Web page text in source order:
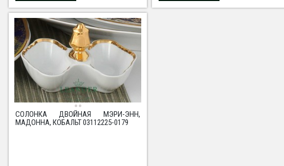
СОЛОНКА ДВОЙНАЯ МЭРИ-ЭНН,
МАДОННА, КОБАЛЬТ 03112225-0179